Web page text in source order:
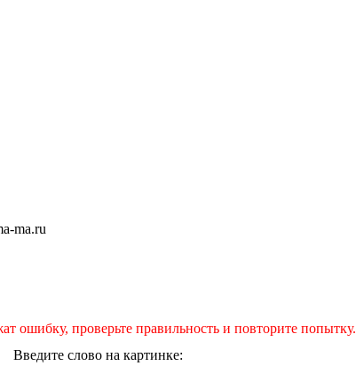
ma.ru
ошибку, проверьте правильность и повторите попытку.
Введите слово на картинке: